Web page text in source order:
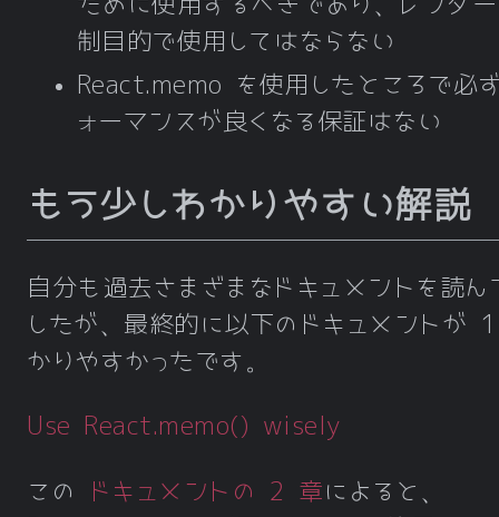
制目的で使用してはならない
React.memo を使用したところで必
ォーマンスが良くなる保証はない
もう少しわかりやすい解説
自分も過去さまざまなドキュメントを読ん
したが、最終的に以下のドキュメントが
かりやすかったです。
Use React.memo() wisely
この ドキュメントの 2 章 によると、